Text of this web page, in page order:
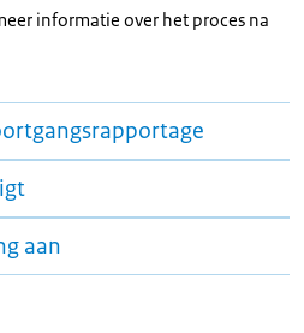
informatie over het proces na
aan